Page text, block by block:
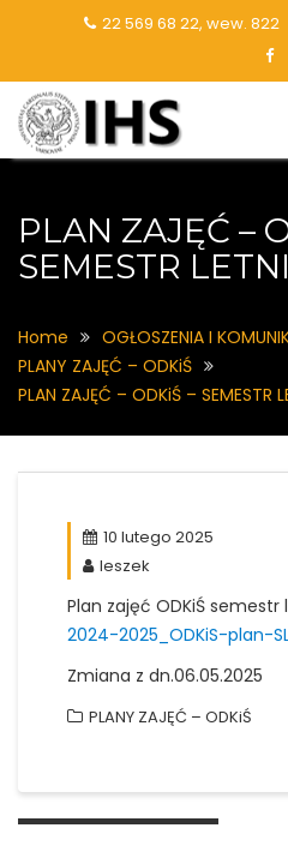
22 569 68 22, wew. 822
PLAN ZAJĘĆ –
SEMESTR
Home
OGŁOSZENIA I
PLANY ZAJĘĆ – ODKiŚ
PLAN ZAJĘĆ – ODKiŚ – SEMESTR
10 lutego 2025
leszek
Plan zajęć ODKiŚ
2024-2025_ODKiS-plan-
Zmiana z dn.06.05.2025
PLANY ZAJĘĆ – ODKiŚ
Nawigacja